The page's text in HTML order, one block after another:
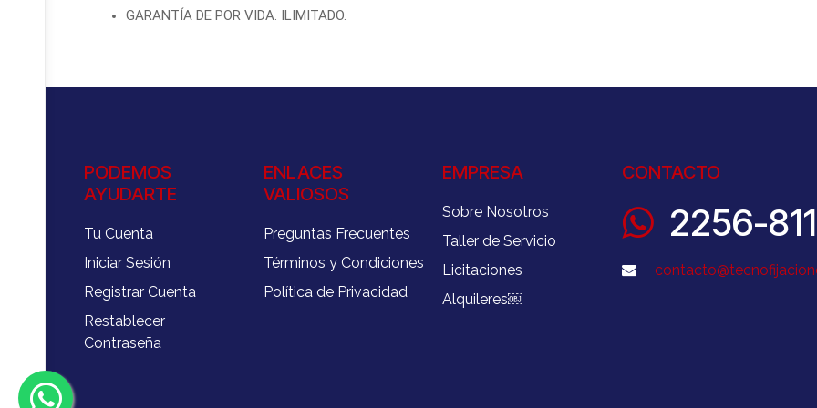
GARANTÍA DE POR VIDA. ILIMITADO.
PODEMOS
AYUDARTE
Tu Cuenta
Iniciar Sesión
Registrar Cuenta
Restablecer
Contraseña
ENLACES
VALIOSOS
Preguntas Frecuentes
Términos y Condiciones
Política de Privacidad
EMPRESA
Sobre Nosotros
Taller de Servicio
Licitaciones
Alquileres￼
CONTACTO
2256-